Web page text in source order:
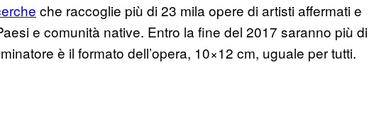
che raccoglie più di 23 mila opere di artisti affermati e
e comunità native. Entro la fine del 2017 saranno più di
è il formato dell’opera, 10×12 cm, uguale per tutti.